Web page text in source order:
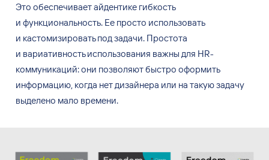
Это обеспечивает айдентике гибкость
и функциональность. Ее просто использовать
и кастомизировать подзадачи. Простота
и вариативность использования важны для HR-
коммуникаций: они позволяют быстро оформить
информацию, когда нетдизайнера или на такую задачу
выделено мало времени.